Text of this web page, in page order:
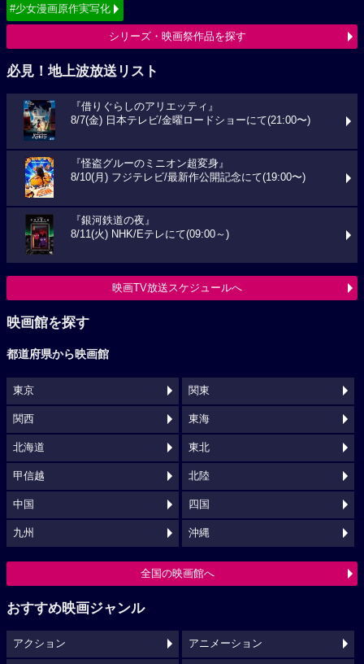
#少女漫画原作実写化
シリーズ・映画祭作品を探す
必見！地上波放送リスト
『借りぐらしのアリエッティ』
8/7(金) 日本テレビ/金曜ロードショーにて(21:00〜)
『怪盗グルーのミニオン超変身』
8/10(月) フジテレビ/最新作公開記念にて(19:00〜)
『銀河鉄道の夜』
8/11(火) NHK/Eテレにて(09:00～)
映画TV放送スケジュールへ
映画館を探す
都道府県から映画館
東京 関東
関西 東海
北海道 東北
甲信越 北陸
中国 四国
九州 沖縄
全国の映画館へ
おすすめ映画ジャンル
アクション アニメーション